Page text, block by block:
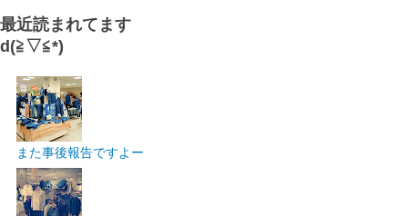
最近読まれてます
d(≧▽≦*)
また事後報告ですよー